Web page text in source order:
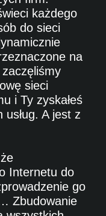
każdego
do sieci
na
sieci
i Ty zyskałeś
A jest z
Internetu do
go
Zbudowanie